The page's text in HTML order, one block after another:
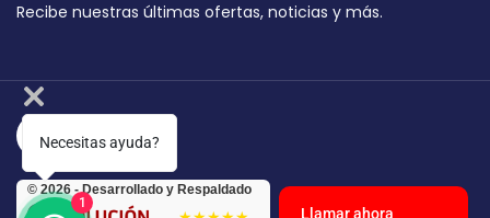
Recibe nuestras últimas ofertas, noticias y más.
© 2026 - Desarrollado y Respaldado
Necesitas ayuda?
1
Llamar ahora